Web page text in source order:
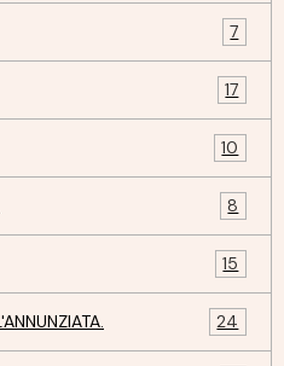
7
17
10
8
15
24